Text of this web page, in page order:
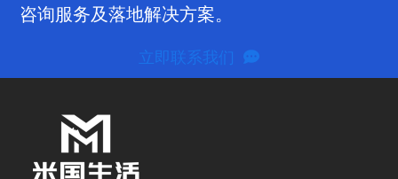
咨询服务及落地解决方案。
立即联系我们